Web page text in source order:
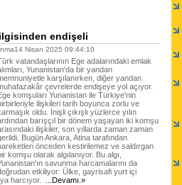
ilgisinden endişeli
Nisan 2025 09:44:10
vatandaşlarının Ege adalarındaki emlak
Yunanistan'da bir yandan
karşılanırken, diğer yandan
çevrelerde endişeye yol açıyor.
komşuları Yunanistan ile Türkiye'nin
ilişkileri tarih boyunca zorlu ve
oldu. İnişli çıkışlı yüzlerce yılın
barışçıl bir dönem yaşayan iki komşu
ilişkiler, son yıllarda zaman zaman
Bugün Ankara, Atina tarafından
önceden kestirilemez ve saldırgan
komşu olarak algılanıyor. Bu algı,
savunma harcamalarını da
etkiliyor: Ülke, gayrisafi yurt içi
harcıyor.
...Devamı.»